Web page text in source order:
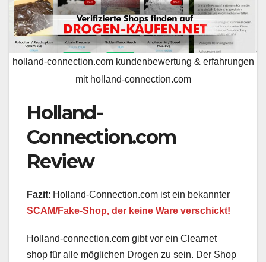
holland-connection.com kundenbewertung & erfahrungen
mit holland-connection.com
Holland-
Connection.com
Review
Fazit: Holland-Connection.com ist ein bekannter
SCAM/Fake-Shop, der keine Ware verschickt!
Holland-connection.com gibt vor ein Clearnet
shop für alle möglichen Drogen zu sein. Der Shop